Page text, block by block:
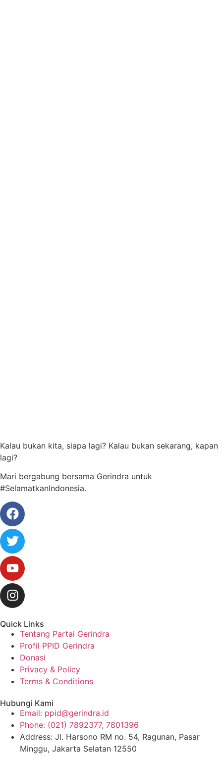
Kalau bukan kita, siapa lagi? Kalau bukan sekarang, kapan
lagi?
Mari bergabung bersama Gerindra untuk
#SelamatkanIndonesia.
Quick Links
Tentang Partai Gerindra
Profil PPID Gerindra
Donasi
Privacy & Policy
Terms & Conditions
Hubungi Kami
Email: ppid@gerindra.id
Phone: (021) 7892377, 7801396
Address: Jl. Harsono RM no. 54, Ragunan, Pasar
Minggu, Jakarta Selatan 12550